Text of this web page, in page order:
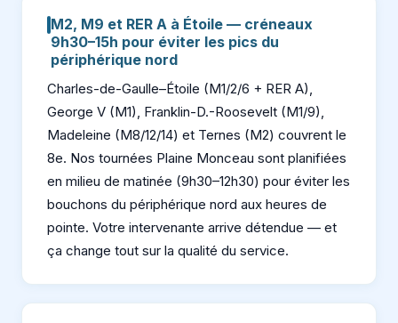
M2, M9 et RER A à Étoile — créneaux
9h30–15h pour éviter les pics du
périphérique nord
Charles-de-Gaulle–Étoile (M1/2/6 + RER A),
George V (M1), Franklin-D.-Roosevelt (M1/9),
Madeleine (M8/12/14) et Ternes (M2) couvrent le
8e. Nos tournées Plaine Monceau sont planifiées
en milieu de matinée (9h30–12h30) pour éviter les
bouchons du périphérique nord aux heures de
pointe. Votre intervenante arrive détendue — et
ça change tout sur la qualité du service.